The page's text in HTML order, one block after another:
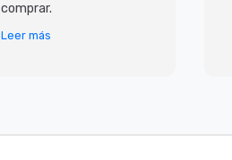
comprar.
Leer más